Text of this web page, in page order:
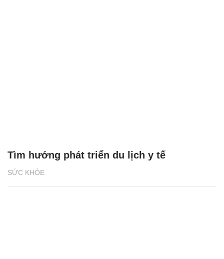
SỨC KHỎE
Tìm hướng phát triển du lịch y tế